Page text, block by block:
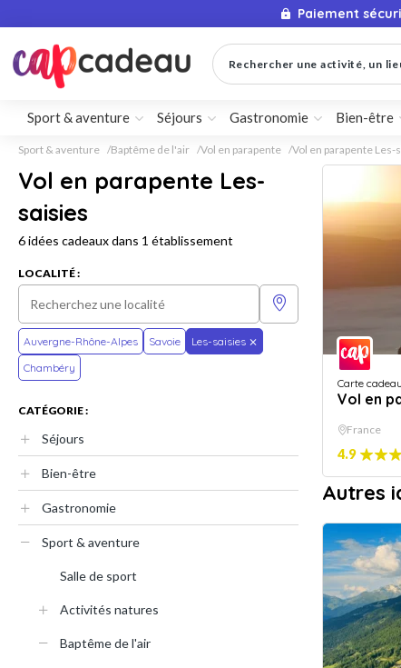
Paiement
Rechercher une activité, un
Sport & aventure Séjours Gastronomie Bien-être
Sport & aventure Baptême de l'air Vol en parapente Vol en parapente Les-
Vol en parapente Les-
saisies
6 idées cadeaux dans 1 établissement
LOCALITÉ :
Auvergne-Rhône-Alpes Savoie
Les-saisies
Chambéry
CATÉGORIE :
Séjours
Bien-être
Gastronomie
Sport & aventure
Salle de sport
Activités natures
Baptême de l'air
Carte cadeau
Vol en
France
4.9
Autres